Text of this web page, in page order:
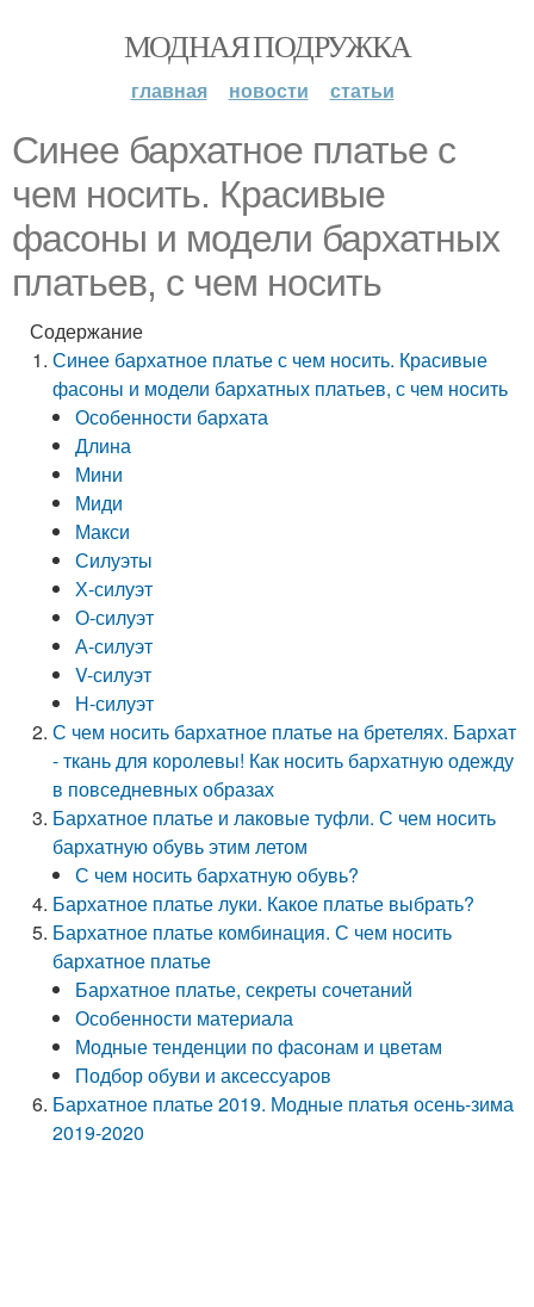
МОДНАЯ ПОДРУЖКА
главная новости статьи
Синее бархатное платье с
чем носить. Красивые
фасоны и модели бархатных
платьев, с чем носить
Содержание
Синее бархатное платье с чем носить. Красивые
фасоны и модели бархатных платьев, с чем носить
Особенности бархата
Длина
Мини
Миди
Макси
Силуэты
Х-силуэт
О-силуэт
А-силуэт
V-силуэт
Н-силуэт
С чем носить бархатное платье на бретелях. Бархат
- ткань для королевы! Как носить бархатную одежду
в повседневных образах
Бархатное платье и лаковые туфли. С чем носить
бархатную обувь этим летом
С чем носить бархатную обувь?
Бархатное платье луки. Какое платье выбрать?
Бархатное платье комбинация. С чем носить
бархатное платье
Бархатное платье, секреты сочетаний
Особенности материала
Модные тенденции по фасонам и цветам
Подбор обуви и аксессуаров
Бархатное платье 2019. Модные платья осень-зима
2019-2020